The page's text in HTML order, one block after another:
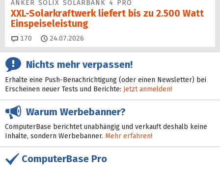
ANKER SOLIX SOLARBANK 4 PRO
XXL-Solarkraftwerk liefert bis zu 2.500 Watt
Einspeise­leistung
170 Kommentare
24.07.2026
Nichts mehr verpassen!
Erhalte eine Push-Benachrichtigung (oder einen Newsletter) bei
Erscheinen neuer Tests und Berichte: Jetzt anmelden!
Warum Werbebanner?
ComputerBase berichtet unabhängig und verkauft deshalb keine
Inhalte, sondern Werbebanner. Mehr erfahren!
ComputerBase Pro